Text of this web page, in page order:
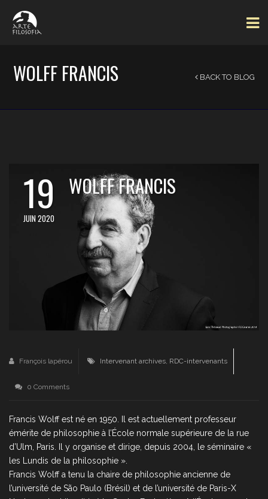
WOLFF FRANCIS BACK TO BLOG
19
JUIN 2020
WOLFF FRANCIS
François lapérou Intervenant archives, RDC-intervenants
0 Comments
Francis Wolff est né en 1950. Il est actuellement professeur
émérite de philosophie à l’École normale supérieure de la rue
d’Ulm, Paris. Il y organise et dirige, depuis 2004, le séminaire «
les Lundis de la philosophie ».
Francis Wolff a tenu la chaire de philosophie ancienne de
l’université de São Paulo (Brésil) et de l’université de Paris-X